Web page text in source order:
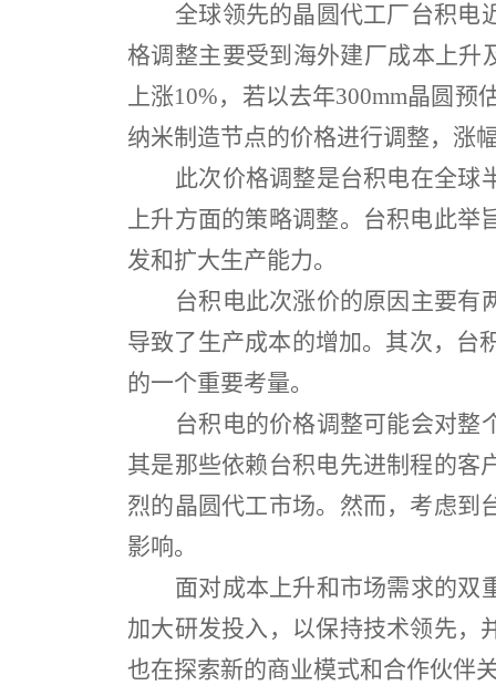
全球领先的晶圆代工厂台积电
格调整主要受到海外建厂成本上
上涨10%，若以去年300mm晶圆预
纳米制造节点的价格进行调整，涨
此次价格调整是台积电在全球
上升方面的策略调整。台积电此
发和扩大生产能力。
台积电此次涨价的原因主要有
导致了生产成本的增加。其次，台
的一个重要考量。
台积电的价格调整可能会对整
其是那些依赖台积电先进制程的客
烈的晶圆代工市场。然而，考虑到
影响。
面对成本上升和市场需求的双
加大研发投入，以保持技术领先，
也在探索新的商业模式和合作伙伴